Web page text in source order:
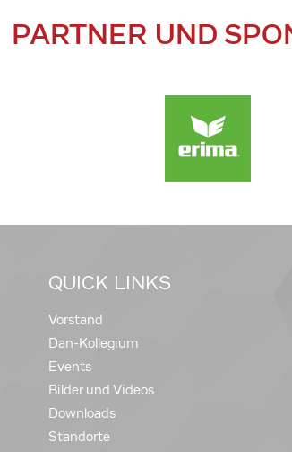
PARTNER UND
QUICK LINKS
Vorstand
Dan-Kollegium
Events
Bilder und Videos
Downloads
Standorte